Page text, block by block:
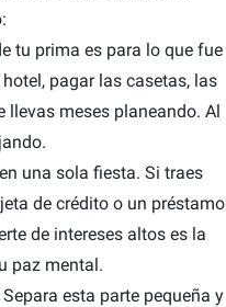
tu prima es para lo que fue
pagar las casetas, las
meses planeando. Al
una sola fiesta. Si traes
de crédito o un préstamo
de intereses altos es la
paz mental.
Separa esta parte pequeña y